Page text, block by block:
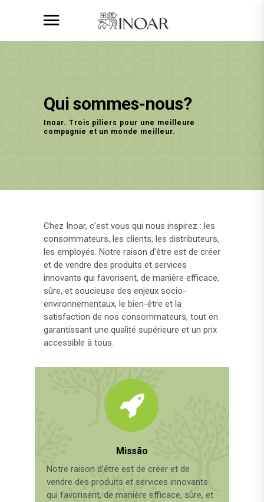
Qui sommes-nous?
Inoar. Trois piliers pour une meilleure
compagnie et un monde meilleur.
Chez Inoar, c’est vous qui nous inspirez : les
consommateurs, les clients, les distributeurs,
les employés. Notre raison d’être est de créer
et de vendre des produits et services
innovants qui favorisent, de manière efficace,
sûre, et soucieuse des enjeux socio-
environnementaux, le bien-être et la
satisfaction de nos consommateurs, tout en
garantissant une qualité supérieure et un prix
accessible à tous.
Missão
Notre raison d’être est de créer et de
vendre des produits et services innovants
qui favorisent, de manière efficace, sûre, et